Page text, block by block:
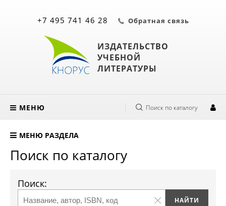
ИЗДАТЕЛЬСТВО
УЧЕБНОЙ
ЛИТЕРАТУРЫ
+7 495 741 46 28 Обратная связь
МЕНЮ Поиск по каталогу
МЕНЮ РАЗДЕЛА
Поиск по каталогу
Поиск: